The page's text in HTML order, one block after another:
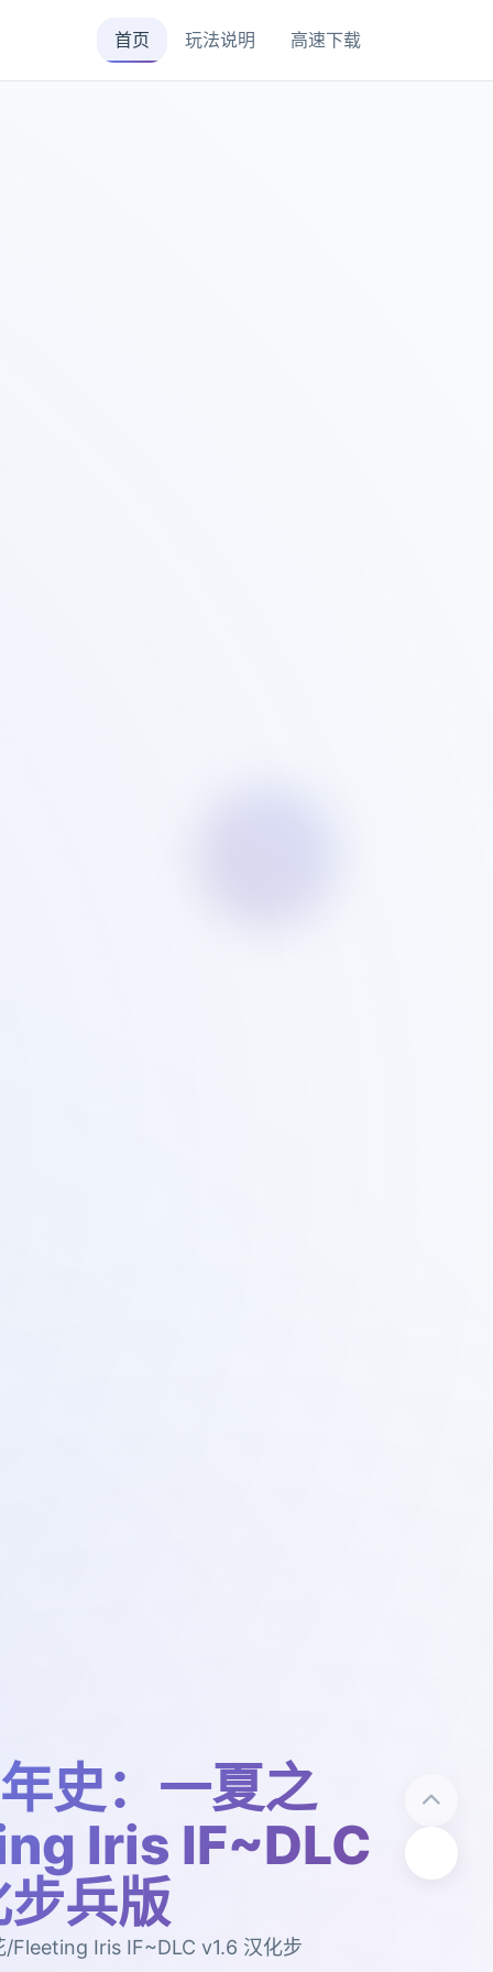
首页 玩法说明 高速下载
史：一夏之
Iris IF~DLC
兵版
Fleeting Iris IF~DLC v1.6 汉化步